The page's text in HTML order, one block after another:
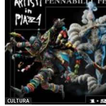
CULTURA